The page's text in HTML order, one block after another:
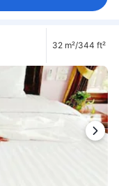
32 m²/344 ft²